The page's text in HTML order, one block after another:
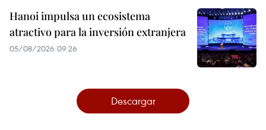
Hanoi impulsa un ecosistema
atractivo para la inversión extranjera
05/08/2026 09:26
Descargar